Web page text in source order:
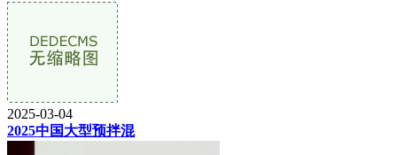
2025-03-04
2025中国大型预拌混